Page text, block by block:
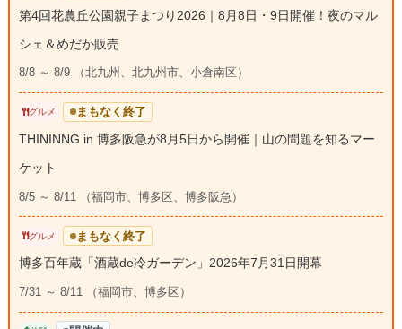
第4回花農丘公園親子まつり2026｜8月8日・9日開催！夜のマル
シェ＆めだか販売
8/8 ～ 8/9 （北九州、北九州市、小倉南区）
グルメ まもなく終了
THININNG in 博多阪急が8月5日から開催｜山の問題を知るマー
ケット
8/5 ～ 8/11 （福岡市、博多区、博多阪急）
グルメ まもなく終了
博多百年蔵「酒蔵de冷ガーデン」2026年7月31日開幕
7/31 ～ 8/11 （福岡市、博多区）